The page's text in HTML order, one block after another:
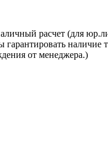
расчет (для
от менеджера.)